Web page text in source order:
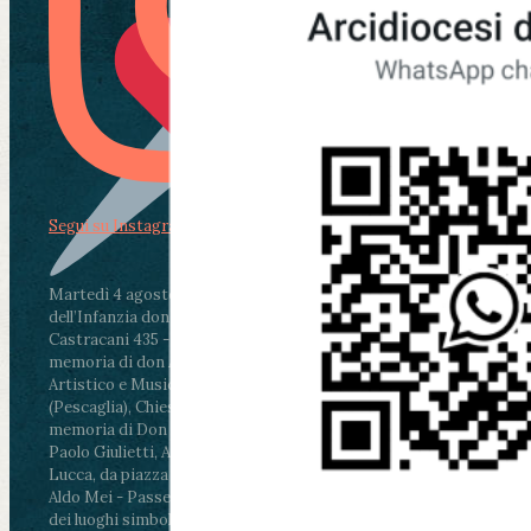
Martedì 4 agosto2026
ore 11:30 - Lucca, Scuola
dell’Infanzia don Aldo Mei - Viale Castruccio
Castracani 435 - Inaugurazione murales in
memoria di don Aldo Mei curato dal Liceo
Artistico e Musicale “Passaglia”
ore 18 - Fiano
(Pescaglia), Chiesa parrocchiale - Messa in
memoria di Don Aldo Mei celebrata da mons.
Paolo Giulietti, Arcivescovo di Lucca
ore 20.30 -
Lucca, da piazza San Michele al Cippo di don
Aldo Mei - Passeggiata della Memoria in alcuni
dei luoghi simbolo della città. Ritrovo alle ore
Segui su Instagram